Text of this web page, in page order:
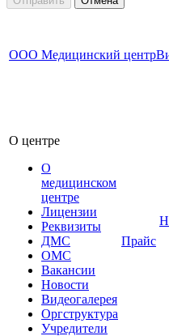
ООО Медицинский центр
О центре
О
медицинском
центре
Лицензии
Реквизиты
ДМС
ОМС
Вакансии
Новости
Видеогалерея
Оргструктура
Учредители
Прайс